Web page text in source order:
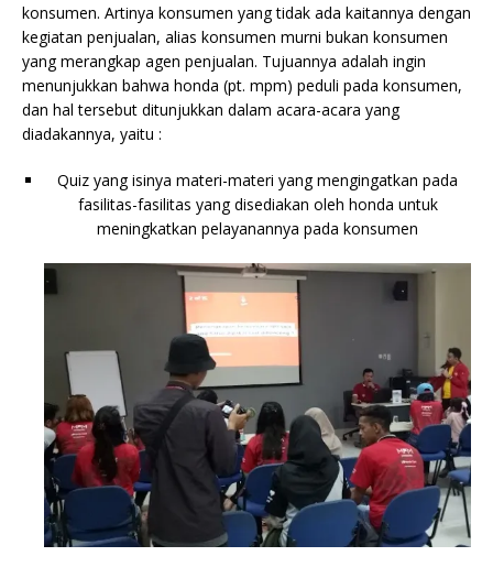
konsumen. Artinya konsumen yang tidak ada kaitannya dengan
kegiatan penjualan, alias konsumen murni bukan konsumen
yang merangkap agen penjualan. Tujuannya adalah ingin
menunjukkan bahwa honda (pt. mpm) peduli pada konsumen,
dan hal tersebut ditunjukkan dalam acara-acara yang
diadakannya, yaitu :
Quiz yang isinya materi-materi yang mengingatkan pada
fasilitas-fasilitas yang disediakan oleh honda untuk
meningkatkan pelayanannya pada konsumen